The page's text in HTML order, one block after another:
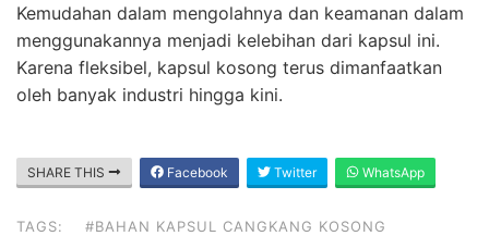
Kemudahan dalam mengolahnya dan keamanan dalam
menggunakannya menjadi kelebihan dari kapsul ini.
Karena fleksibel, kapsul kosong terus dimanfaatkan
oleh banyak industri hingga kini.
SHARE THIS Facebook Twitter WhatsApp
TAGS:
#BAHAN KAPSUL CANGKANG KOSONG